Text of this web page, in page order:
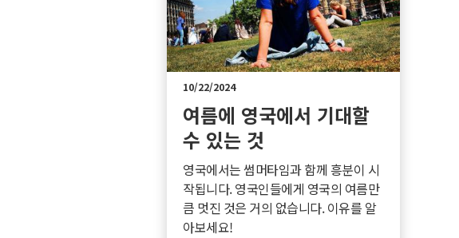
10/22/2024
여름에 영국에서 기대할
수 있는 것
영국에서는 썸머타임과 함께 흥분이 시
작됩니다. 영국인들에게 영국의 여름만
큼 멋진 것은 거의 없습니다. 이유를 알
아보세요!